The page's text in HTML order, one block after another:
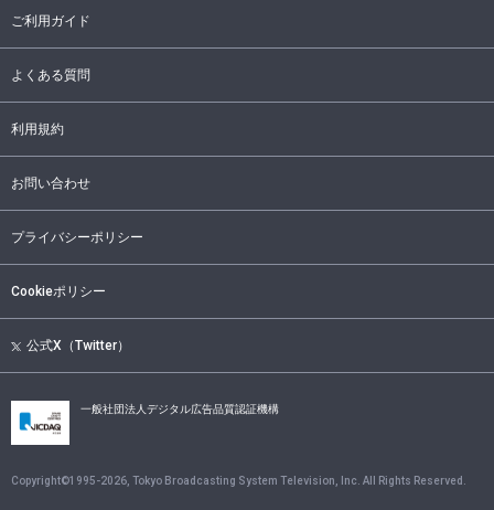
ご利用ガイド
よくある質問
利用規約
お問い合わせ
プライバシーポリシー
Cookieポリシー
公式X（Twitter）
一般社団法人デジタル広告品質認証機構
Copyright©1995-2026 , Tokyo Broadcasting System Television, Inc. All Rights Reserved.